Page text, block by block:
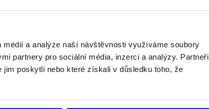
a analýze naší návštěvnosti využíváme soubory
partnery pro sociální média, inzerci a analýzy. Partneři
poskytli nebo které získali v důsledku toho, že
novely byly ale i úpravy zákonů o ČT
na začátku 90. let, konkrétně je Česká
1. ledna 1992. Od té doby byly oba zákony